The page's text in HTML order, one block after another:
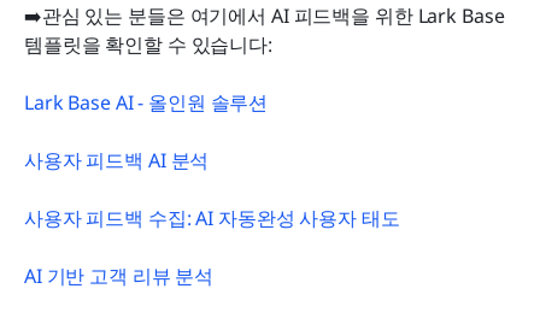
➡️관심 있는 분들은 여기에서 AI 피드백을 위한 Lark Base
템플릿을 확인할 수 있습니다:
Lark Base AI - 올인원 솔루션
사용자 피드백 AI 분석
사용자 피드백 수집: AI 자동완성 사용자 태도
AI 기반 고객 리뷰 분석